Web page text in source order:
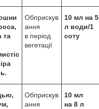
та
Обприскув
ання
в період
вегетації
10 мл на 5
л води/1
соту
Обприскув
ання
10 мл
на 8 л